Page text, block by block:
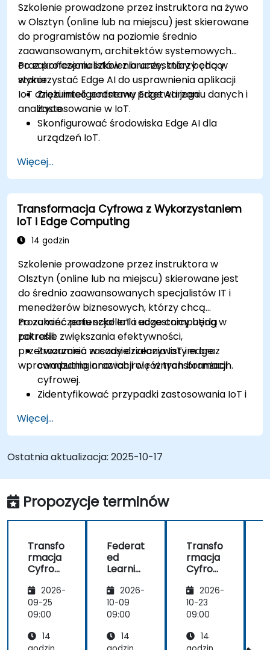
Szkolenie prowadzone przez instruktora na żywo
w Olsztyn (online lub na miejscu) jest skierowane
do programistów na poziomie średnio
zaawansowanym, architektów systemowych
oraz profesjonalistów z branży, którzy chcą
wykorzystać Edge AI do usprawnienia aplikacji
IoT dzięki inteligentnemu przetwarzaniu danych i
analityce.
Po zakończeniu szkolenia uczestnicy będą w
stanie:
Zrozumieć podstawy Edge AI i jego
zastosowanie w IoT.
Skonfigurować środowiska Edge AI dla
urządzeń IoT.
urządzeniach brzegowych dla aplikacji IoT.
Wdrożyć przetwarzanie danych i
podejmowanie decyzji w czasie rzeczywistym
w systemach IoT.
Zintegrować Edge AI z różnymi protokołami i
platformami IoT.
praktyki w Edge AI dla IoT.
Więcej...
Transformacja Cyfrowa z Wykorzystaniem
IoT i Edge Computing
14 godzin
Szkolenie prowadzone przez instruktora w
Olsztyn (online lub na miejscu) skierowane jest
do średnio zaawansowanych specjalistów IT i
menedżerów biznesowych, którzy chcą
zrozumieć potencjał IoT i edge computing w
zakresie zwiększania efektywności,
przetwarzania w czasie rzeczywistym oraz
wprowadzania innowacji w różnych branżach.
Po zakończeniu szkolenia uczestnicy będą
potrafili:
Zrozumieć zasady działania IoT i edge
computing oraz ich rolę w transformacji
cyfrowej.
Zidentyfikować przypadki zastosowania IoT i
logistyki i energetyki.
Rozróżnić architektury i scenariusze
wdrażania edge computing oraz chmury
obliczeniowej.
Wdrożyć rozwiązania edge computing do
predykcyjnego utrzymania ruchu i
podejmowania decyzji w czasie
rzeczywistym.
Więcej...
Ostatnia aktualizacja: 2025-10-17
Propozycje terminów
Transfo
rmacja
Cyfrow
Wykorz
ystanie
m IoT i
Compu
2026-
09-25
09:00
14
Federat
ed
Learnin
Edge
Compu
ting
2026-
10-09
09:00
14
Transfo
rmacja
Cyfrow
Wykorz
ystanie
m IoT i
Compu
2026-
10-23
09:00
14